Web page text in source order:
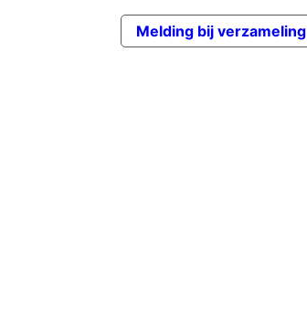
Melding bij verzameling